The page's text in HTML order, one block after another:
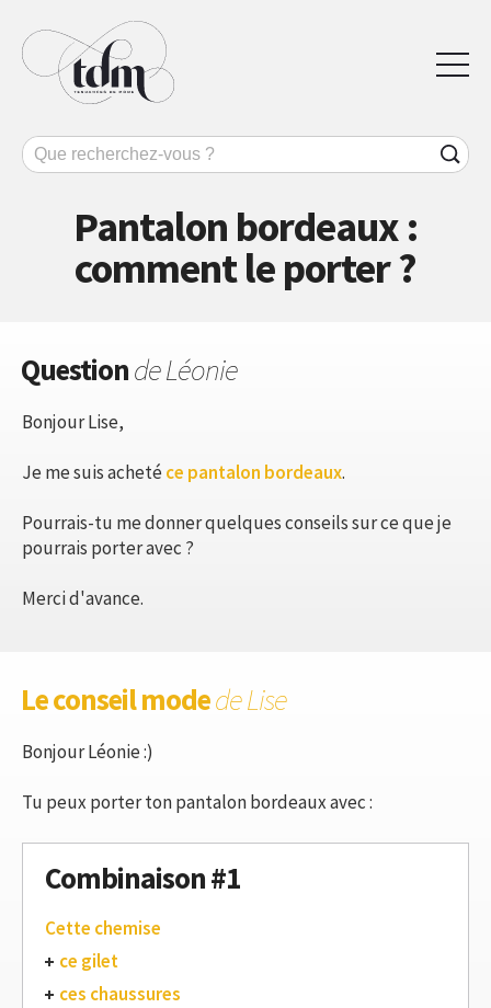
Pantalon bordeaux :
comment le porter ?
Questionde Léonie
Bonjour Lise,
Je me suis achetéce pantalon bordeaux.
Pourrais-tu me donner quelques conseils sur ce que je
pourrais porter avec ?
Merci d'avance.
Le conseil modede Lise
Bonjour Léonie :)
Tu peux porter ton pantalon bordeaux avec :
Combinaison #1
Cette chemise
ce gilet
ces chaussures